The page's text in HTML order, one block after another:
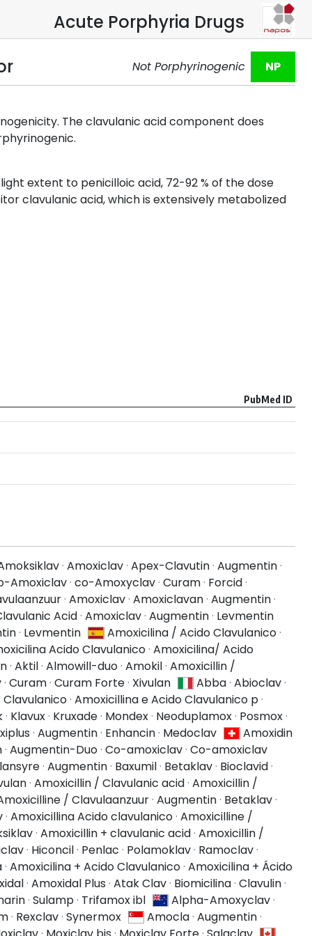
Acute Porphyria Drugs
Not Porphyrinogenic NP
The clavulanic acid component does
extent to penicilloic acid, 72-92 % of the dose
clavulanic acid, which is extensively metabolized
PubMed ID
· Amoxiclav· Apex-Clavutin· Augmentin·
Amoxiclav· co-Amoxyclav· Curam· Forcid·
·Amoxiclav·Amoxiclavan·Augmentin·
Acid·Amoxiclav·Augmentin· Levmentin
· Levmentin Amoxicilina / Acido Clavulanico·
Acido Clavulanico· Amoxicilina/ Acido
·Aktil·Almowill-duo·Amokil·Amoxicillin /
· Curam· Curam Forte· Xivulan Abba·Abioclav·
Clavulanico· Amoxicillina e Acido Clavulanico p·
· Klavux· Kruxade· Mondex· Neoduplamox· Posmox·
·Augmentin· Enhancin· Medoclav
Amoxidin
·Augmentin-Duo·Co-amoxiclav·Co-amoxiclav
·Augmentin· Baxumil· Betaklav· Bioclavid·
·Amoxicillin / Clavulanic acid·Amoxicillin /
/ Clavulaanzuur· Augmentin· Betaklav·
·Amoxicillina Acido clavulanico·Amoxicilline /
·Amoxicillin + clavulanic acid·Amoxicillin /
· Hiconcil· Penlac · Polamoklav· Ramoclav·
·Amoxicilina + Acido Clavulanico·Amoxicilina + Ácido
· Amoxidal Plus · Atak Clav· Biomicilina· Clavulin·
· Sulamp· Trifamox ibl Alpha-Amoxyclav·
· Rexclav· Synermox Amocla·Augmentin·